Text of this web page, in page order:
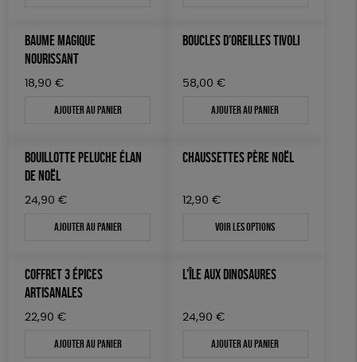
BAUME MAGIQUE
NOURISSANT
18,90 €
Ajouter au panier
BOUCLES D’OREILLES TIVOLI
58,00 €
Ajouter au panier
BOUILLOTTE PELUCHE ÉLAN
DE NOËL
24,90 €
Ajouter au panier
CHAUSSETTES PÈRE NOËL
12,90 €
Voir les options
COFFRET 3 ÉPICES
ARTISANALES
22,90 €
Ajouter au panier
L’ÎLE AUX DINOSAURES
24,90 €
Ajouter au panier